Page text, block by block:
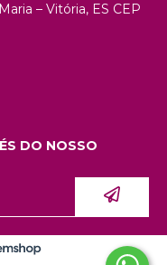
– Vitória, ES CEP
DO NOSSO